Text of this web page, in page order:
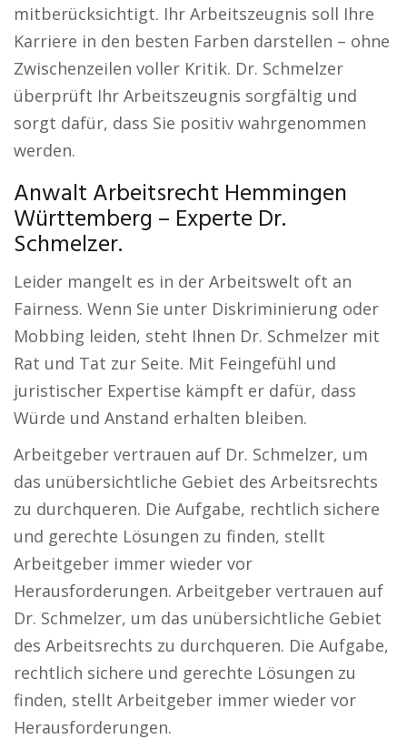
mitberücksichtigt. Ihr Arbeitszeugnis soll Ihre
Karriere in den besten Farben darstellen – ohne
Zwischenzeilen voller Kritik. Dr. Schmelzer
überprüft Ihr Arbeitszeugnis sorgfältig und
sorgt dafür, dass Sie positiv wahrgenommen
werden.
Anwalt Arbeitsrecht Hemmingen
Württemberg – Experte Dr.
Schmelzer.
Leider mangelt es in der Arbeitswelt oft an
Fairness. Wenn Sie unter Diskriminierung oder
Mobbing leiden, steht Ihnen Dr. Schmelzer mit
Rat und Tat zur Seite. Mit Feingefühl und
juristischer Expertise kämpft er dafür, dass
Würde und Anstand erhalten bleiben.
Arbeitgeber vertrauen auf Dr. Schmelzer, um
das unübersichtliche Gebiet des Arbeitsrechts
zu durchqueren. Die Aufgabe, rechtlich sichere
und gerechte Lösungen zu finden, stellt
Arbeitgeber immer wieder vor
Herausforderungen. Arbeitgeber vertrauen auf
Dr. Schmelzer, um das unübersichtliche Gebiet
des Arbeitsrechts zu durchqueren. Die Aufgabe,
rechtlich sichere und gerechte Lösungen zu
finden, stellt Arbeitgeber immer wieder vor
Herausforderungen.